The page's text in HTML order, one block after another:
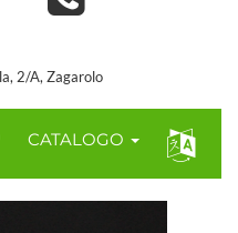
2/A, Zagarolo
CATALOGO